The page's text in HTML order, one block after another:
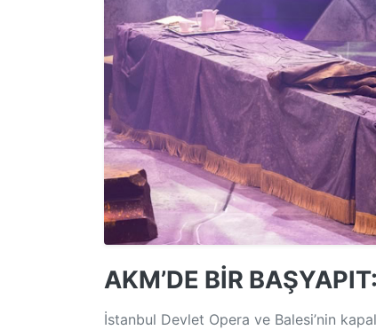
AKM’DE BİR
İstanbul Devlet Opera ve Balesi’nin